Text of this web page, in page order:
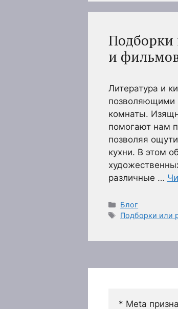
Подборки
и
Литература и
позволяющими
комнаты.
помогают нам
позволяя
кухни. В этом
различные …
Рубрики
Блог
Метки
Подборки или
* Meta